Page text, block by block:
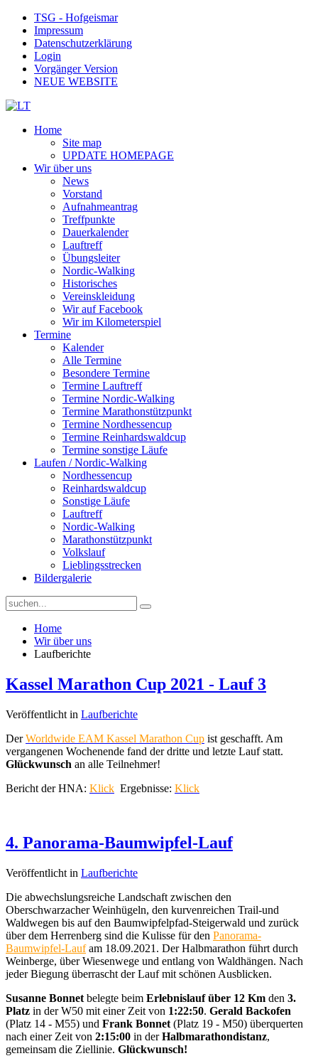
TSG - Hofgeismar
Impressum
Datenschutzerklärung
Login
Vorgänger Version
NEUE WEBSITE
Home
Site map
UPDATE HOMEPAGE
Wir über uns
News
Vorstand
Aufnahmeantrag
Treffpunkte
Dauerkalender
Lauftreff
Übungsleiter
Nordic-Walking
Historisches
Vereinskleidung
Wir auf Facebook
Wir im Kilometerspiel
Termine
Kalender
Alle Termine
Besondere Termine
Termine Lauftreff
Termine Nordic-Walking
Termine Marathonstützpunkt
Termine Nordhessencup
Termine Reinhardswaldcup
Termine sonstige Läufe
Laufen / Nordic-Walking
Nordhessencup
Reinhardswaldcup
Sonstige Läufe
Lauftreff
Nordic-Walking
Marathonstützpunkt
Volkslauf
Lieblingsstrecken
Bildergalerie
Home
Wir über uns
Laufberichte
Kassel Marathon Cup 2021 - Lauf 3
Veröffentlicht in Laufberichte
DerWorldwide EAM Kassel Marathon Cup ist geschafft. Am
vergangenen Wochenende fand der dritte und letzte Lauf statt.
Glückwunsch an alle Teilnehmer!
Bericht der HNA: Klick Ergebnisse: Klick
4. Panorama-Baumwipfel-Lauf
Veröffentlicht in Laufberichte
Die abwechslungsreiche Landschaft zwischen den
Oberschwarzacher Weinhügeln, den kurvenreichen Trail-und
Waldwegen bis auf den Baumwipfelpfad-Steigerwald und zurück
über dem Herrenberg sind die Kulisse für den Panorama-
Baumwipfel-Lauf am 18.09.2021. Der Halbmarathon führt durch
Weinberge, über Wiesenwege und entlang von Waldhängen. Nach
jeder Biegung überrascht der Lauf mit schönen Ausblicken.
Susanne Bonnet belegte beim Erlebnislauf über 12 Km den 3.
Platz in der W50 mit einer Zeit von 1:22:50. Gerald Backofen
(Platz 14 - M55) und Frank Bonnet (Platz 19 - M50) überquerten
nach einer Zeit von 2:15:00 in derHalbmarathondistanz,
gemeinsam die Ziellinie. Glückwunsch!